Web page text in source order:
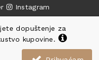
dopuštenje za
kupovine.
Instagram